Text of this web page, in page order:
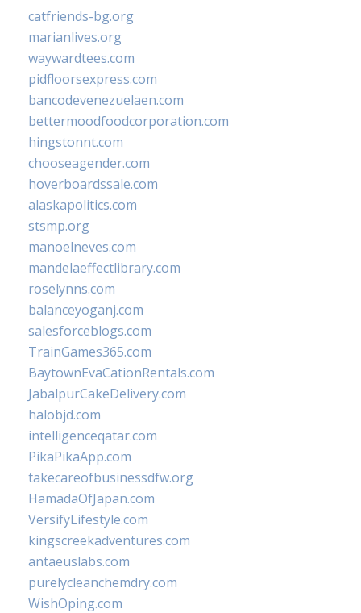
catfriends-bg.org
marianlives.org
waywardtees.com
pidfloorsexpress.com
bancodevenezuelaen.com
bettermoodfoodcorporation.com
hingstonnt.com
chooseagender.com
hoverboardssale.com
alaskapolitics.com
stsmp.org
manoelneves.com
mandelaeffectlibrary.com
roselynns.com
balanceyoganj.com
salesforceblogs.com
TrainGames365.com
BaytownEvaCationRentals.com
JabalpurCakeDelivery.com
halobjd.com
intelligenceqatar.com
PikaPikaApp.com
takecareofbusinessdfw.org
HamadaOfJapan.com
VersifyLifestyle.com
kingscreekadventures.com
antaeuslabs.com
purelycleanchemdry.com
WishOping.com